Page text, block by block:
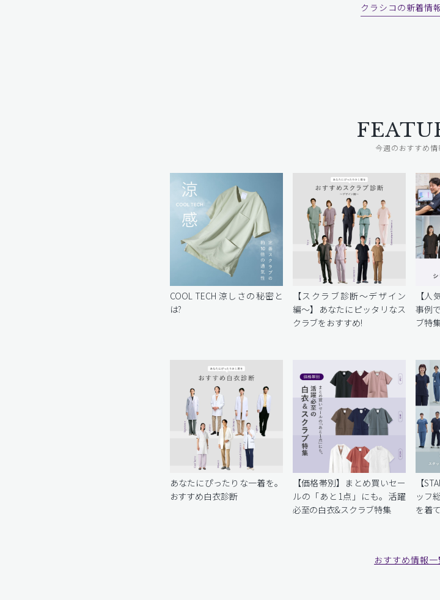
クラシコの新着情
今週のおすすめ情
COOL TECH 涼しさの秘密と
は?
【スクラブ診断〜デザイン
編〜】あなたにピッタリなス
クラブをおすすめ!
【人
事例
ブ特
あなたにぴったりな一着を。
おすすめ白衣診断
【価格帯別】まとめ買いセー
ルの「あと1点」にも。活躍
必至の白衣&スクラブ特集
【
ッフ
を着
おすすめ情報一